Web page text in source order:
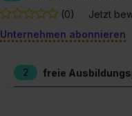
(0)
Jetzt
Unternehmen abonnieren
2 freie